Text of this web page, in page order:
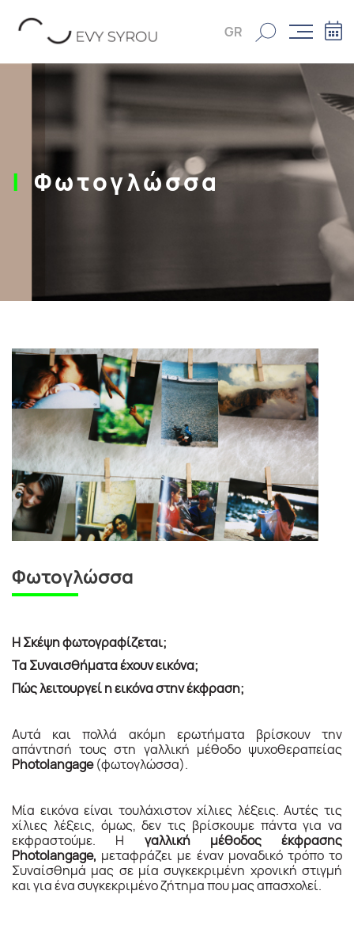
GR
Φωτογλώσσα
Φωτογλώσσα
Η Σκέψη φωτογραφίζεται;
Τα Συναισθήματα έχουν εικόνα;
Πώς λειτουργεί η εικόνα στην έκφραση;
Αυτά και πολλά ακόμη ερωτήματα
βρίσκουν την
απάντησή τους στη γαλλική μέθοδο ψυχοθεραπείας
Photolangage(φωτογλώσσα).
Μία εικόνα είναι τουλάχιστον χίλιες λέξεις. Αυτές τις
χίλιες λέξεις, όμως, δεν τις βρίσκουμε πάντα για να
εκφραστούμε. Η γαλλική μέθοδος έκφρασης
Photolangage, μεταφράζει με έναν μοναδικό τρόπο το
Συναίσθημά μας σε μία συγκεκριμένη χρονική στιγμή
και για ένα συγκεκριμένο ζήτημα που μας απασχολεί.